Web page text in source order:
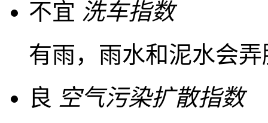
不宜 洗车指数
有雨，雨水和泥水会
良 空气污染扩散指数